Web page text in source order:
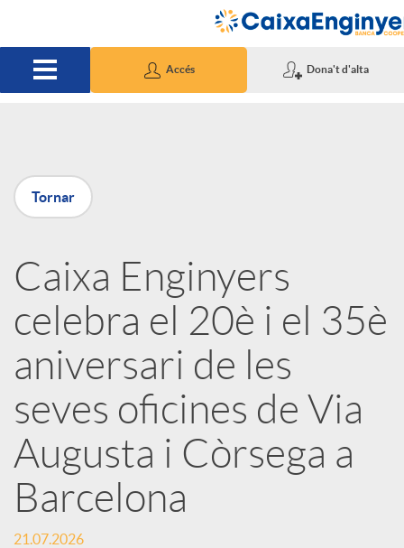
Accés Dona't d'alta
P
u
b
l
i
c
a
Tornar
Caixa Enginyers
celebra el 20è i el 35è
aniversari de les
seves oficines de Via
Augusta i Còrsega a
Barcelona
21.07.2026